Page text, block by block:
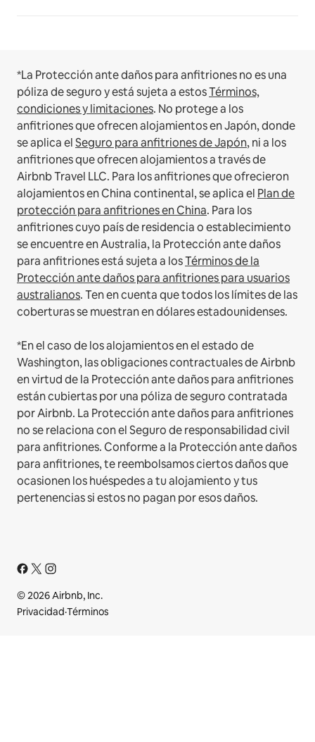
*La Protección ante daños para anfitriones no es una
póliza de seguro y está sujeta a estosTérminos,
condiciones y limitaciones. No protege a los
anfitriones que ofrecen alojamientos en Japón, donde
se aplica elSeguro para anfitriones de Japón, ni a los
anfitriones que ofrecen alojamientos a través de
Airbnb Travel LLC. Para los anfitriones que ofrecieron
alojamientos en China continental, se aplica el Plan de
protección para anfitriones en China. Para los
anfitriones cuyo país de residencia o establecimiento
se encuentre en Australia, la Protección ante daños
para anfitriones está sujeta a losTérminos de la
Protección ante daños para anfitriones para usuarios
australianos. Ten en cuenta que todos los límites de las
coberturas se muestran en dólares estadounidenses.
*En el caso de los alojamientos en el estado de
Washington, las obligaciones contractuales de Airbnb
en virtud de la Protección ante daños para anfitriones
están cubiertas por una póliza de seguro contratada
por Airbnb. La Protección ante daños para anfitriones
no se relaciona con el Seguro de responsabilidad civil
para anfitriones. Conforme a la Protección ante daños
para anfitriones, te reembolsamos ciertos daños que
ocasionen los huéspedes a tu alojamiento y tus
pertenencias si estos no pagan por esos daños.
© 2026 Airbnb, Inc.
Privacidad·Términos